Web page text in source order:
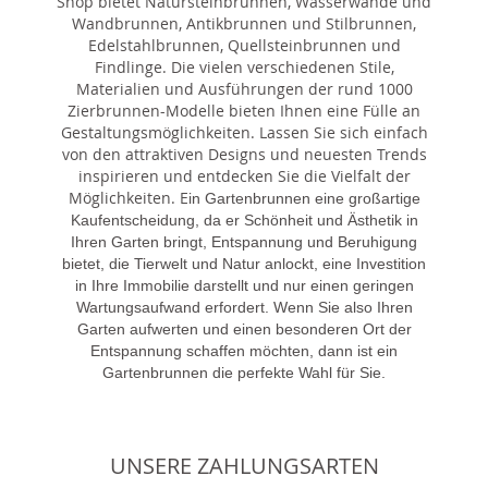
Wandbrunnen, Antikbrunnen und Stilbrunnen,
Edelstahlbrunnen, Quellsteinbrunnen und
Findlinge. Die vielen verschiedenen Stile,
Materialien und Ausführungen der rund 1000
Zierbrunnen-Modelle bieten Ihnen eine Fülle an
Gestaltungsmöglichkeiten. Lassen Sie sich einfach
von den attraktiven Designs und neuesten Trends
inspirieren und entdecken Sie die Vielfalt der
Möglichkeiten. Ein Gartenbrunnen eine großartige
Kaufentscheidung, da er Schönheit und Ästhetik in
Ihren Garten bringt, Entspannung und Beruhigung
bietet, die Tierwelt und Natur anlockt, eine Investition
in Ihre Immobilie darstellt und nur einen geringen
Wartungsaufwand erfordert. Wenn Sie also Ihren
Garten aufwerten und einen besonderen Ort der
Entspannung schaffen möchten, dann ist ein
Gartenbrunnen die perfekte Wahl für Sie.
UNSERE ZAHLUNGSARTEN